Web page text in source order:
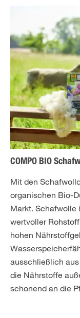
COMPO BIO
Mit den
organischen Bio-
Markt.
wertvoller
hohen
ausschließlich
die Nährstoffe
schonend an die